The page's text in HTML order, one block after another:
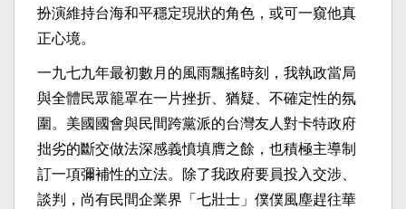
扮演維持台海和平穩定現狀的角色，或可一窺他真
正心境。
一九七九年最初數月的風雨飄搖時刻，我執政當局
與全體民眾籠罩在一片挫折、猶疑、不確定性的氛
圍。美國國會與民間跨黨派的台灣友人對卡特政府
拙劣的斷交做法深感義憤填膺之餘，也積極主導制
訂一項彌補性的立法。除了我政府要員投入交涉、
談判，尚有民間企業界「七壯士」僕僕風塵趕往華